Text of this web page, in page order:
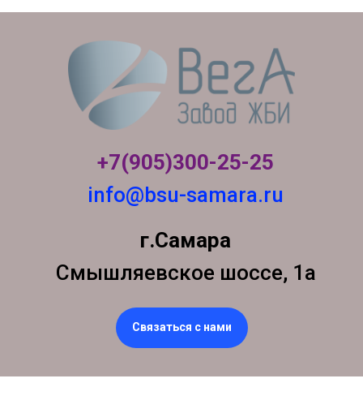
+7(905)300-25-25
info@bsu-samara.ru
г.Самара
Смышляевское шоссе, 1а
Связаться с нами